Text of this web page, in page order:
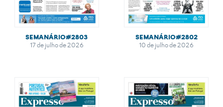
SEMANÁRIO#2803
17 de julho de 2026
SEMANÁRIO#2802
10 de julho de 2026